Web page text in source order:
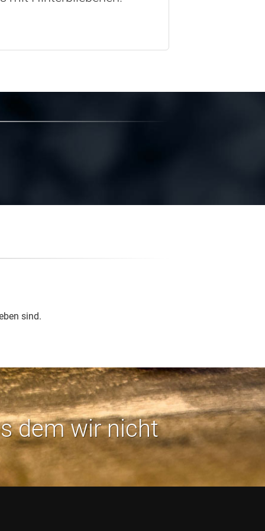
sind.
dem wir nicht